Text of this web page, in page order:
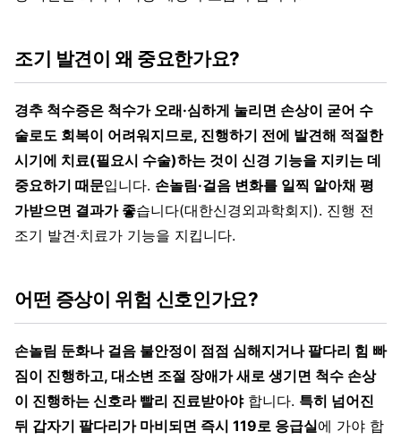
조기 발견이 왜 중요한가요?
경추 척수증은 척수가 오래·심하게 눌리면 손상이 굳어 수
술로도 회복이 어려워지므로, 진행하기 전에 발견해 적절한
시기에 치료(필요시 수술)하는 것이 신경 기능을 지키는 데
중요하기 때문입니다. 손놀림·걸음 변화를 일찍 알아채 평
가받으면 결과가 좋습니다(대한신경외과학회지). 진행 전
조기 발견·치료가 기능을 지킵니다.
어떤 증상이 위험 신호인가요?
손놀림 둔화나 걸음 불안정이 점점 심해지거나 팔다리 힘 빠
짐이 진행하고, 대소변 조절 장애가 새로 생기면 척수 손상
이 진행하는 신호라 빨리 진료받아야합니다. 특히 넘어진
뒤 갑자기 팔다리가 마비되면 즉시 119로 응급실에 가야 합